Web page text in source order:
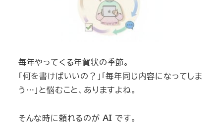
毎年やってくる年賀状の季節。
「何を書けばいいの？」「毎年同じ内容になってしま
う…」と悩むこと、ありますよね。
そんな時に頼れるのが AI です。